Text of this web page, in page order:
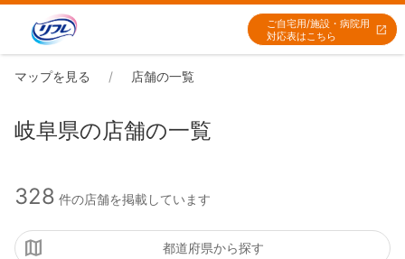
ご自宅用/施設・病院用
対応表はこちら
マップを見る 店舗の一覧
岐阜県の店舗の一覧
328 件の店舗を掲載しています
都道府県から探す